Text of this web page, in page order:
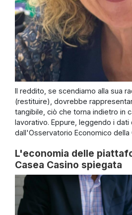
Il reddito, se scendiamo alla sua
(restituire), dovrebbe
tangibile, ciò che torna indietro in
lavorativo. Eppure, leggendo i
dall'Osservatorio Economico della
L'economia delle
Casea Casino spiegata